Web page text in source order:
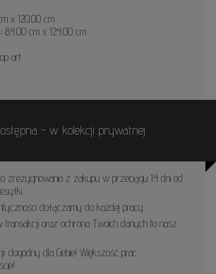
x 120.00 cm
84.00 cm x 124.00 cm
art
- w kolekcji prywatnej
zrezygnowania z zakupu w przeciągu 14 dni od
dołączamy do każdej pracy.
transakcji oraz ochrona Twoich danych to nasz
dogodny dla Ciebie! Większość prac